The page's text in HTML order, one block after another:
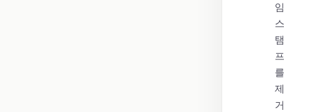
임
스
탬
프
를
제
거